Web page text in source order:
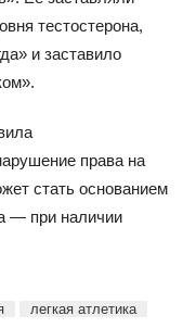
тестостерона,
и заставило
права на
стать основанием
— при наличии
легкая атлетика